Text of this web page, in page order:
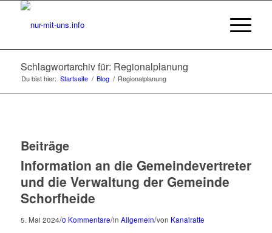
Schlagwortarchiv für: Regionalplanung
Du bist hier: Startseite / Blog / Regionalplanung
Beiträge
Information an die Gemeindevertreter
und die Verwaltung der Gemeinde
Schorfheide
5. Mai 2024/0 Kommentare/in Allgemein/von Kanalratte